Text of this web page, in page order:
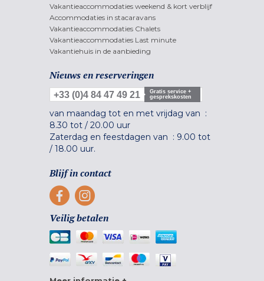
Vakantieaccommodaties weekend & kort verblijf
Accommodaties in stacaravans
Vakantieaccommodaties Chalets
Vakantieaccommodaties Last minute
Vakantiehuis in de aanbieding
Nieuws en reserveringen
+33 (0)4 84 47 49 21
Gratis service +
gesprekskosten
van maandag tot en met vrijdag van :
8.30 tot / 20.00 uur
Zaterdag en feestdagen van : 9.00 tot
/ 18.00 uur.
Blijf in contact
Veilig betalen